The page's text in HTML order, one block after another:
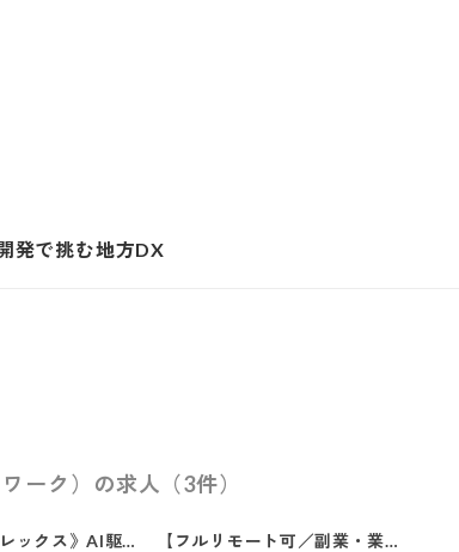
発で挑む地方DX
ーク）の求人（3件）
ックス》AI駆
【フルリモート可／副業・業務